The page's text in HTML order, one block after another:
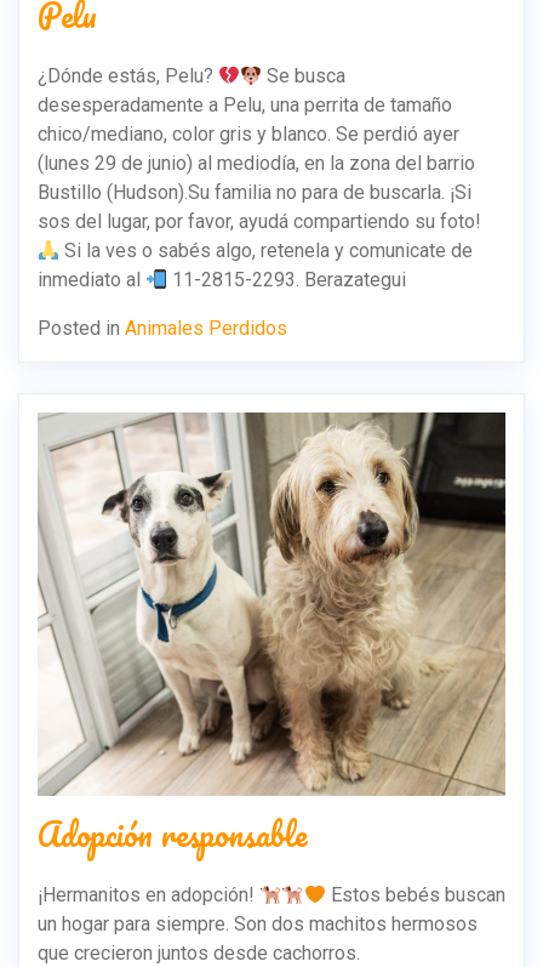
Pelu
¿Dónde estás, Pelu?
Se busca
desesperadamente a Pelu, una perrita de tamaño
chico/mediano, color gris y blanco. Se perdió ayer
(lunes 29 de junio) al mediodía, en la zona del barrio
Bustillo (Hudson).Su familia no para de buscarla. ¡Si
sos del lugar, por favor, ayudá compartiendo su foto!
Si la ves o sabés algo, retenela y comunicate de
inmediato al
11-2815-2293. Berazategui
Posted in Animales Perdidos
Adopción responsable
¡Hermanitos en adopción!
Estos bebés buscan
un hogar para siempre. Son dos machitos hermosos
que crecieron juntos desde cachorros.